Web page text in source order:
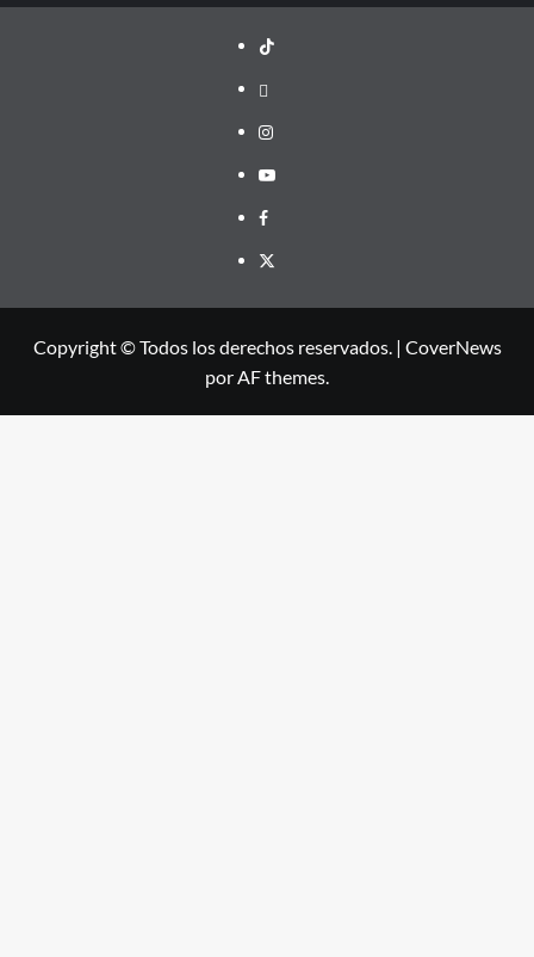
TikTok
threads
Instagram
Youtube
Facebook
X
Copyright © Todos los derechos reservados. | CoverNews
por AF themes.